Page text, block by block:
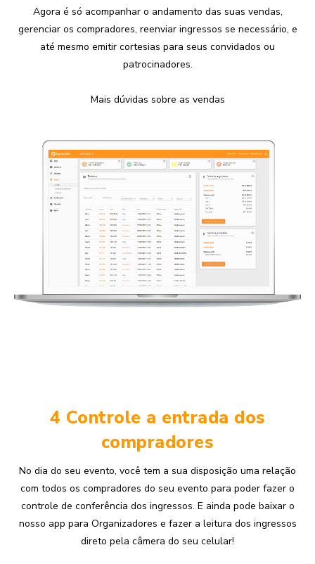
Agora é só acompanhar o andamento das suas vendas,
gerenciar os compradores, reenviar ingressos se necessário, e
até mesmo emitir cortesias para seus convidados ou
patrocinadores.
Mais dúvidas sobre as vendas
4 Controle a entrada dos
compradores
No dia do seu evento, você tem a sua disposição uma relação
com todos os compradores do seu evento para poder fazer o
controle de conferência dos ingressos. E ainda pode baixar o
nosso app para Organizadores e fazer a leitura dos ingressos
direto pela câmera do seu celular!